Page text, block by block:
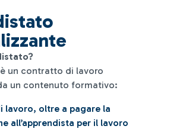
è un contratto di lavoro
un contenuto formativo:
lavoro, oltre a pagare la
all’apprendista per il lavoro